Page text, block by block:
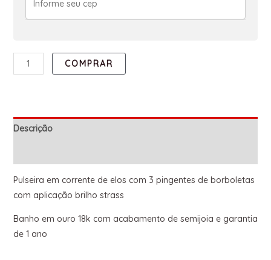
COMPRAR
Descrição
Pulseira em corrente de elos com 3 pingentes de borboletas
com aplicação brilho strass
Banho em ouro 18k com acabamento de semijoia e garantia
de 1 ano